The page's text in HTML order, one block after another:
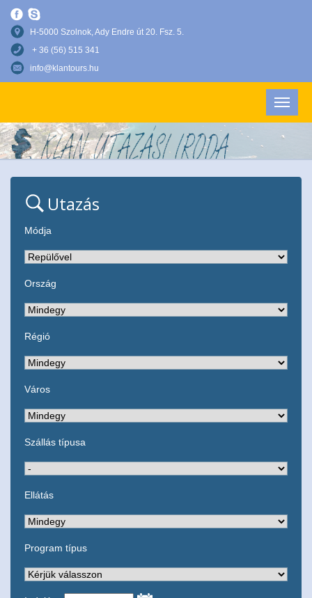
H-5000 Szolnok, Ady Endre út 20. Fsz. 5.
+ 36 (56) 515 341
info@klantours.hu
Utazás
Módja
Ország
Régió
Város
Szállás típusa
Ellátás
Program típus